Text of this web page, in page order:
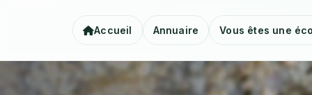
Accueil Annuaire Vous êtes une